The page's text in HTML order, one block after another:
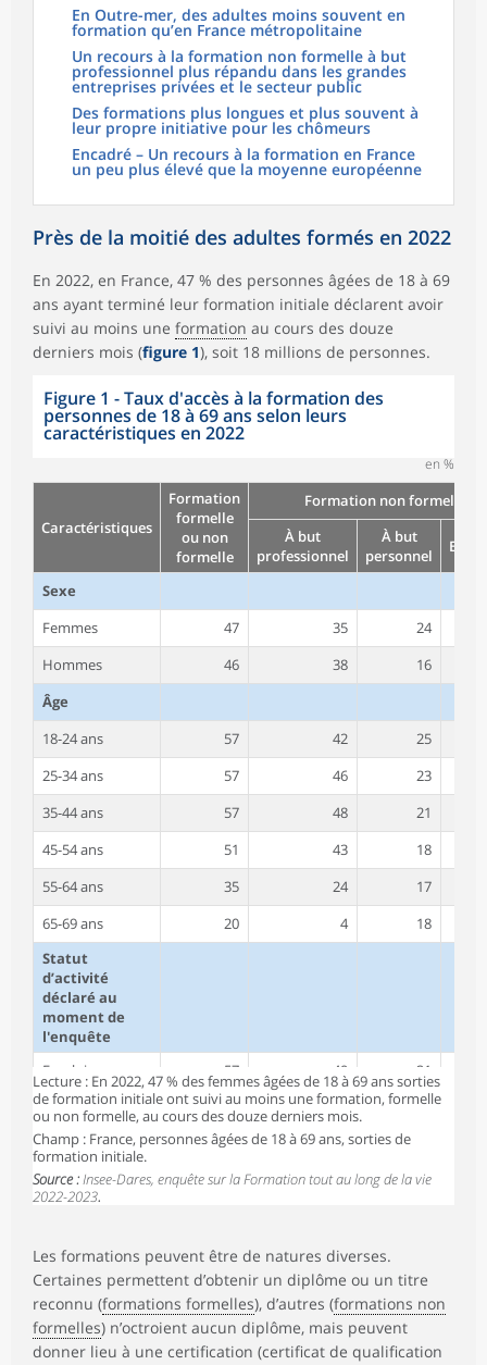
En Outre-mer, des adultes moins souvent en
formation qu’en France métropolitaine
Un recours à la formation non formelle à but
professionnel plus répandu dans les grandes
entreprises privées et le secteur public
Des formations plus longues et plus souvent à
leur propre initiative pour les chômeurs
Encadré – Un recours à la formation en France
un peu plus élevé que la moyenne européenne
Près de la moitié des adultes formés en 2022
En 2022, en France, 47 % des personnes âgées de 18 à 69
ans ayant terminé leur formation initiale déclarent avoir
suivi au moins une formation au cours des douze
derniers mois (figure 1), soit 18 millions de personnes.
Figure 1 - Taux d'accès à la formation des
personnes de 18 à 69 ans selon leurs
caractéristiques en 2022
en %
Caractéristiques
Formation
formelle
ou non
formelle
Formation non formelle
À but
professionnel
À but
personnel
Sexe
Femmes
47 35
24
Hommes
46 38
16
Âge
18-24 ans
57 42
25
25-34 ans
57 46
23
35-44 ans
57 48
21
45-54 ans
51 43
18
55-64 ans
35 24
17
65-69 ans
20 4
18
Statut
d’activité
déclaré au
moment de
l'enquête
Emploi
57 49
21
Chômage
43 28
21
Inactivité
21 5
Niveau de
diplôme
baccalauréat
Baccalauréat ou
équivalent
50 37 21
Bac+2 60 48
Lecture : En 2022, 47 % des femmes âgées de 18 à 69 ans sorties
de formation initiale ont suivi au moins une formation, formelle
ou non formelle, au cours des douze derniers mois.
Champ : France, personnes âgées de 18 à 69 ans, sorties de
formation initiale.
Source :Insee-Dares, enquête sur la Formation tout au long de la vie
2022-2023.
Les formations peuvent être de natures diverses.
Certaines permettent d’obtenir un diplôme ou un titre
reconnu (formations formelles), d’autres (formations non
formelles) n’octroient aucun diplôme, mais peuvent
donner lieu à une certification (certificat de qualification